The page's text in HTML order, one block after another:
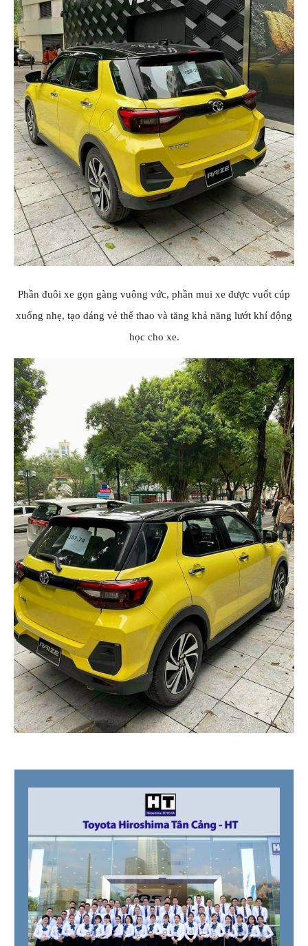
Phần đuôi xe gọn gàng vuông vức, phần mui xe được vuốt cúp
xuống nhẹ, tạo dáng vẻ thể thao và tăng khả năng lướt khí động
học cho xe.